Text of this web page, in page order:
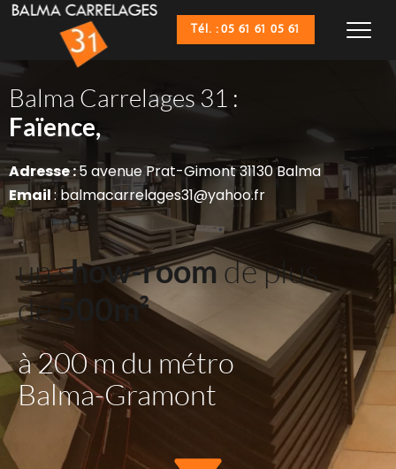
Tél. : 05 61 61 05 61
Balma Carrelages 31 :
Faïence,
Sanitaires,
Adresse : 5 avenue Prat-Gimont 31130 Balma
Email : balmacarrelages31@yahoo.fr
un show-room de plus
de 500m²
à 200 m du métro
Balma-Gramont